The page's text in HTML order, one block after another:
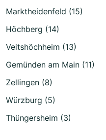
Marktheidenfeld (15)
Höchberg (14)
Veitshöchheim (13)
Gemünden am Main (11)
Zellingen (8)
Würzburg (5)
Thüngersheim (3)